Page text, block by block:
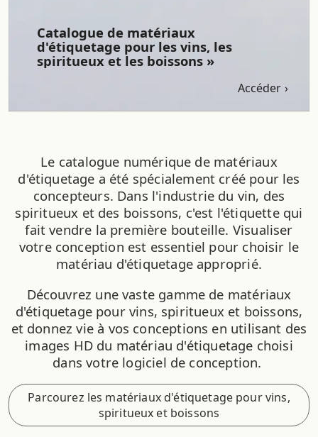
Catalogue de matériaux
d'étiquetage pour les vins, les
spiritueux et les boissons »
Accéder
Le catalogue numérique de matériaux
d'étiquetage a été spécialement créé pour les
concepteurs. Dans l'industrie du vin, des
spiritueux et des boissons, c'est l'étiquette qui
fait vendre la première bouteille. Visualiser
votre conception est essentiel pour choisir le
matériau d'étiquetage approprié.
Découvrez une vaste gamme de matériaux
d'étiquetage pour vins, spiritueux et boissons,
et donnez vie à vos conceptions en utilisant des
images HD du matériau d'étiquetage choisi
dans votre logiciel de conception.
Parcourez les matériaux d'étiquetage pour vins,
spiritueux et boissons